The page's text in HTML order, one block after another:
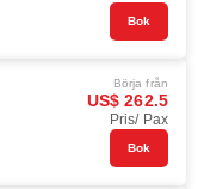
Bok
Börja från
US$ 262.5
Pris/ Pax
Bok